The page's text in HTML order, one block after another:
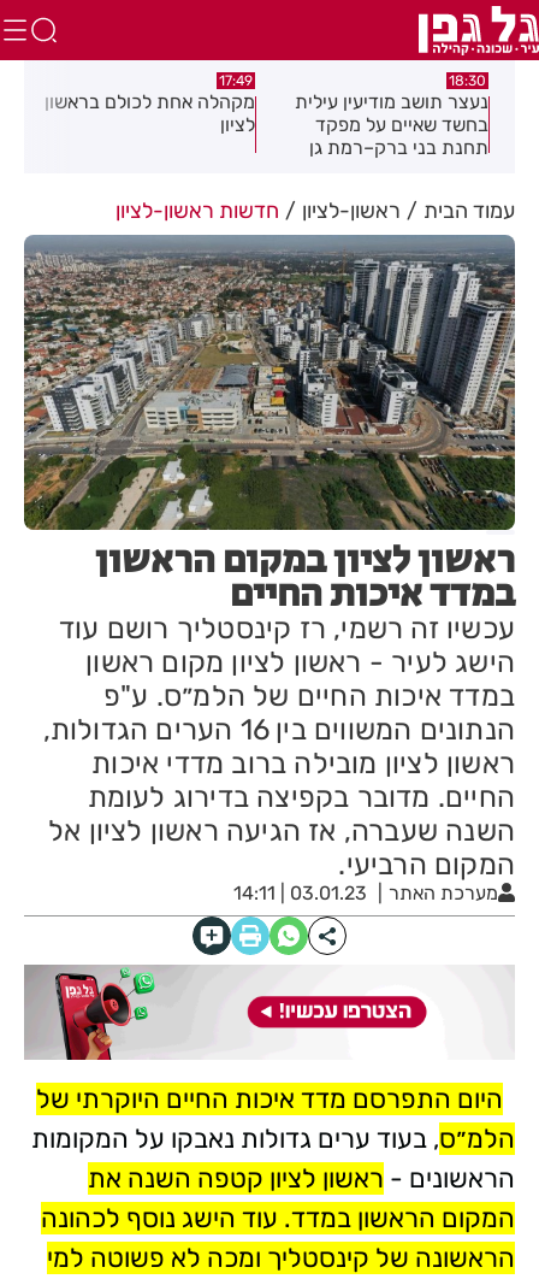
18:30
נעצר תושב מודיעין עילית
בחשד שאיים על מפקד
תחנת בני ברק–רמת גן
17:49
מקהלה אחת לכולם בראשון
לציון
עמוד הבית ראשון-לציון חדשות ראשון-לציון
ראשון לציון במקום הראשון
במדד איכות החיים
עכשיו זה רשמי, רז קינסטליך רושם עוד
הישג לעיר - ראשון לציון מקום ראשון
במדד איכות החיים של הלמ״ס. ע"פ
הנתונים המשווים בין 16 הערים הגדולות,
ראשון לציון מובילה ברוב מדדי איכות
החיים. מדובר בקפיצה בדירוג לעומת
השנה שעברה, אז הגיעה ראשון לציון אל
המקום הרביעי.
מערכת האתר 03.01.23 | 14:11
היום התפרסם מדד איכות החיים היוקרתי של
הלמ״ס, בעוד ערים גדולות נאבקו על המקומות
הראשונים - ראשון לציון קטפה השנה את
המקום הראשון במדד. עוד הישג נוסף לכהונה
הראשונה של קינסטליך ומכה לא פשוטה למי